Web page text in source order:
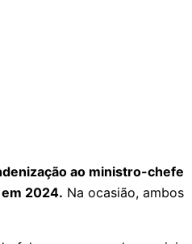
ao ministro-chefe
2024. Na ocasião, ambos